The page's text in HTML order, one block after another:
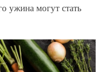
ужина могут стать